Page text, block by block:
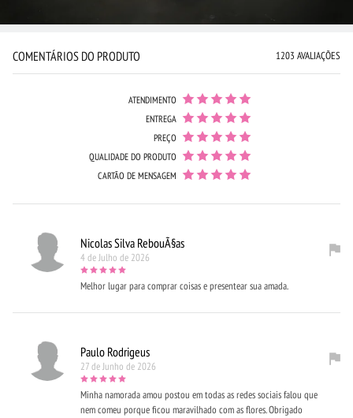
COMENTÁRIOS DO PRODUTO 1203 AVALIAÇÕES
ATENDIMENTO
ENTREGA
PREÇO
QUALIDADE DO PRODUTO
CARTÃO DE MENSAGEM
Nicolas Silva RebouÃ§as
4 de Julho de 2026
Melhor lugar para comprar coisas e presentear sua amada.
Paulo Rodrigeus
27 de Junho de 2026
Minha namorada amou postou em todas as redes sociais falou que
nem comeu porque ficou maravilhado com as flores. Obrigado